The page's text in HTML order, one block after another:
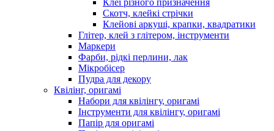
Скотч, клейкі стрічки
Клейові аркуші, крапки, квадратики
Глітер, клей з глітером, інструменти
Маркери
Фарби, рідкі перлини, лак
Мікробісер
Пудра для декору
Квілінг, оригамі
Набори для квілінгу, оригамі
Інструменти для квілінгу, оригамі
Папір для оригамі